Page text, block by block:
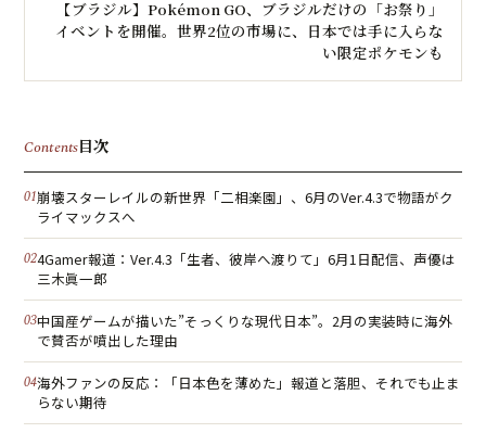
【ブラジル】Pokémon GO、ブラジルだけの「お祭り」
イベントを開催。世界2位の市場に、日本では手に入らな
い限定ポケモンも
Contents目次
崩壊スターレイルの新世界「二相楽園」、6月のVer.4.3で物語がク
ライマックスへ
4Gamer報道：Ver.4.3「生者、彼岸へ渡りて」6月1日配信、声優は
三木眞一郎
中国産ゲームが描いた”そっくりな現代日本”。2月の実装時に海外
で賛否が噴出した理由
海外ファンの反応：「日本色を薄めた」報道と落胆、それでも止ま
らない期待